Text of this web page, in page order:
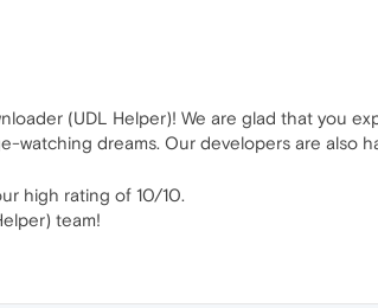
(UDL Helper)! We are glad that you
watching dreams. Our developers are also
high rating of 10/10.
team!